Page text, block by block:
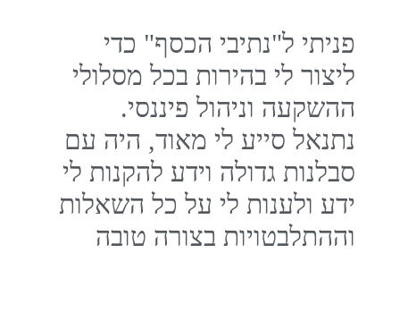
פניתי ל"נתיבי הכסף" כדי
ליצור לי בהירות בכל מסלולי
ההשקעה וניהול פיננסי.
נתנאל סייע לי מאוד, היה עם
סבלנות גדולה וידע להקנות לי
ידע ולענות לי על כל השאלות
וההתלבטויות בצורה טובה